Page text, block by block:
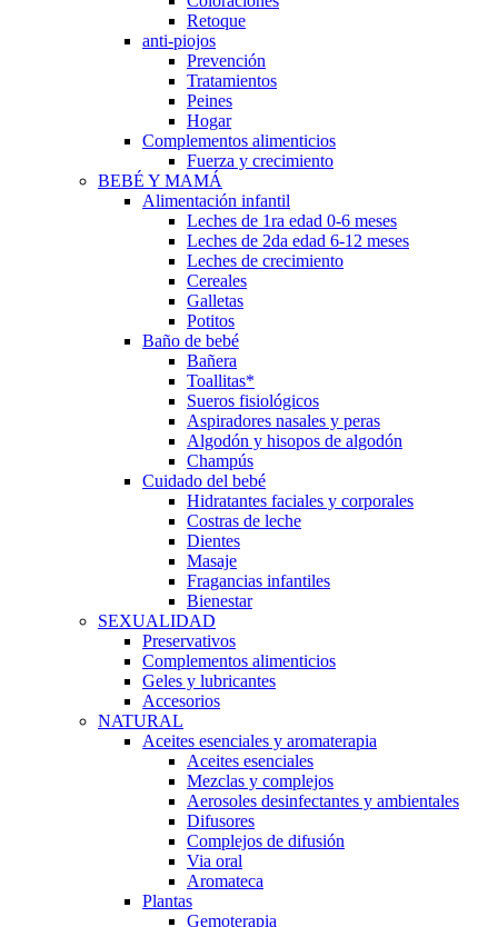
Retoque
anti-piojos
Prevención
Tratamientos
Peines
Hogar
Complementos alimenticios
Fuerza y crecimiento
BEBÉ Y MAMÁ
Alimentación infantil
Leches de 1ra edad 0-6 meses
Leches de 2da edad 6-12 meses
Leches de crecimiento
Cereales
Galletas
Potitos
Baño de bebé
Bañera
Toallitas*
Sueros fisiológicos
Aspiradores nasales y peras
Algodón y hisopos de algodón
Champús
Cuidado del bebé
Hidratantes faciales y corporales
Costras de leche
Dientes
Masaje
Fragancias infantiles
Bienestar
SEXUALIDAD
Preservativos
Complementos alimenticios
Geles y lubricantes
Accesorios
NATURAL
Aceites esenciales y aromaterapia
Aceites esenciales
Mezclas y complejos
Aerosoles desinfectantes y ambientales
Difusores
Complejos de difusión
Via oral
Aromateca
Plantas
Gemoterapia